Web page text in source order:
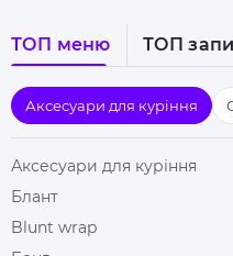
ТОП меню ТОП
Аксесуари для куріння
Аксесуари для куріння
Блант
Blunt wrap